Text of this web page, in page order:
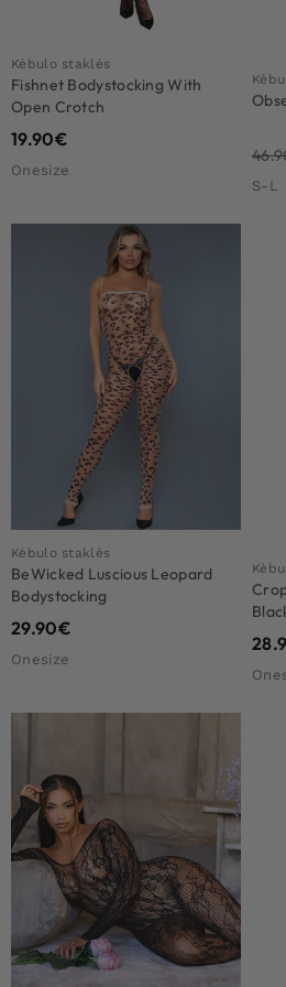
Kėbulo staklės
Fishnet Bodystocking With
Open Crotch
19.90€
Onesize
S-L
Kėbulo staklės
BeWicked Luscious Leopard
Bodystocking
29.90€
Onesize